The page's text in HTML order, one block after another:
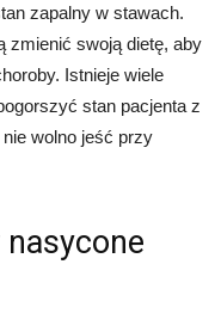
zapalny w stawach.
zmienić swoją dietę, aby
Istnieje wiele
stan pacjenta z
wolno jeść przy